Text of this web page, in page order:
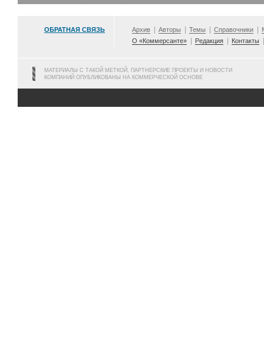
ОБРАТНАЯ СВЯЗЬ Архив Авторы Темы Справочники
О «Коммерсанте»
Редакция Контакты
МАТЕРИАЛЫ С ТАКОЙ МЕТКОЙ, ПАРТНЕРСКИЕ ПРОЕКТЫ И НОВОСТИ
КОМПАНИЙ ОПУБЛИКОВАНЫ НА КОММЕРЧЕСКОЙ ОСНОВЕ